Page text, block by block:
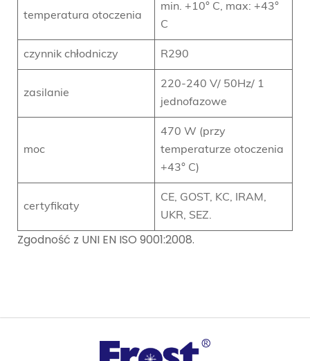
temperatura otoczenia
min. +10° C, max: +43°
C
czynnik chłodniczy R290
zasilanie
220-240 V/ 50Hz/ 1
jednofazowe
moc
470 W (przy
temperaturze otoczenia
+43° C)
certyfikaty
CE, GOST, KC, IRAM,
UKR, SEZ.
Zgodność z UNI EN ISO 9001:2008.